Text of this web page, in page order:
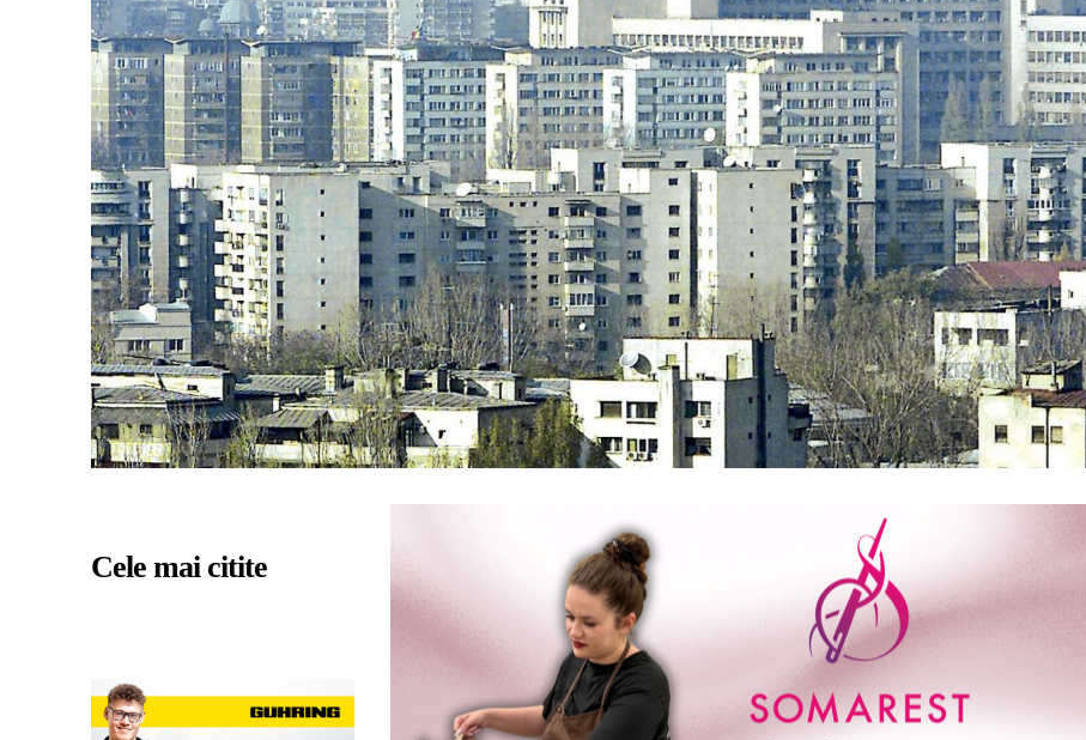
Cele mai citite